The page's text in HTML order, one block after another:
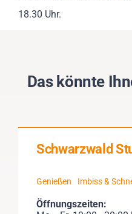
18.30 Uhr.
Das könnte
Schwarzwald
Genießen Imbiss &
Öffnungszeiten: